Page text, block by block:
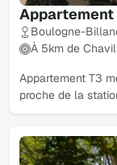
Appartement
Boulogne-
À 5km de
Appartement T3
proche de la